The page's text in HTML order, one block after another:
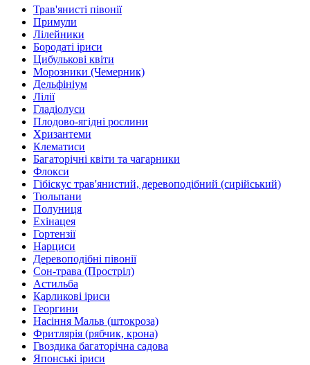
Трав'янисті півонії
Примули
Лілейники
Бородаті іриси
Цибулькові квіти
Морозники (Чемерник)
Дельфініум
Лілії
Гладіолуси
Плодово-ягідні рослини
Хризантеми
Клематиси
Багаторічні квіти та чагарники
Флокси
Гібіскус трав'янистий, деревоподібний (сирійський)
Тюльпани
Полуниця
Ехінацея
Гортензії
Нарциси
Деревоподібні півонії
Сон-трава (Простріл)
Астильба
Карликові іриси
Георгини
Насіння Мальв (штокроза)
Фритлярія (рябчик, крона)
Гвоздика багаторічна садова
Японські іриси